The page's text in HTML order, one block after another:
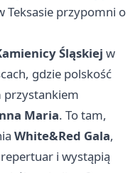
Teksasie przypomni o
Śląskiej w
gdzie polskość
przystankiem
Maria. To tam,
White&Red Gala,
i wystąpią